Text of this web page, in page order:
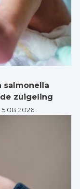
salmonella
zuigeling
5.08.2026